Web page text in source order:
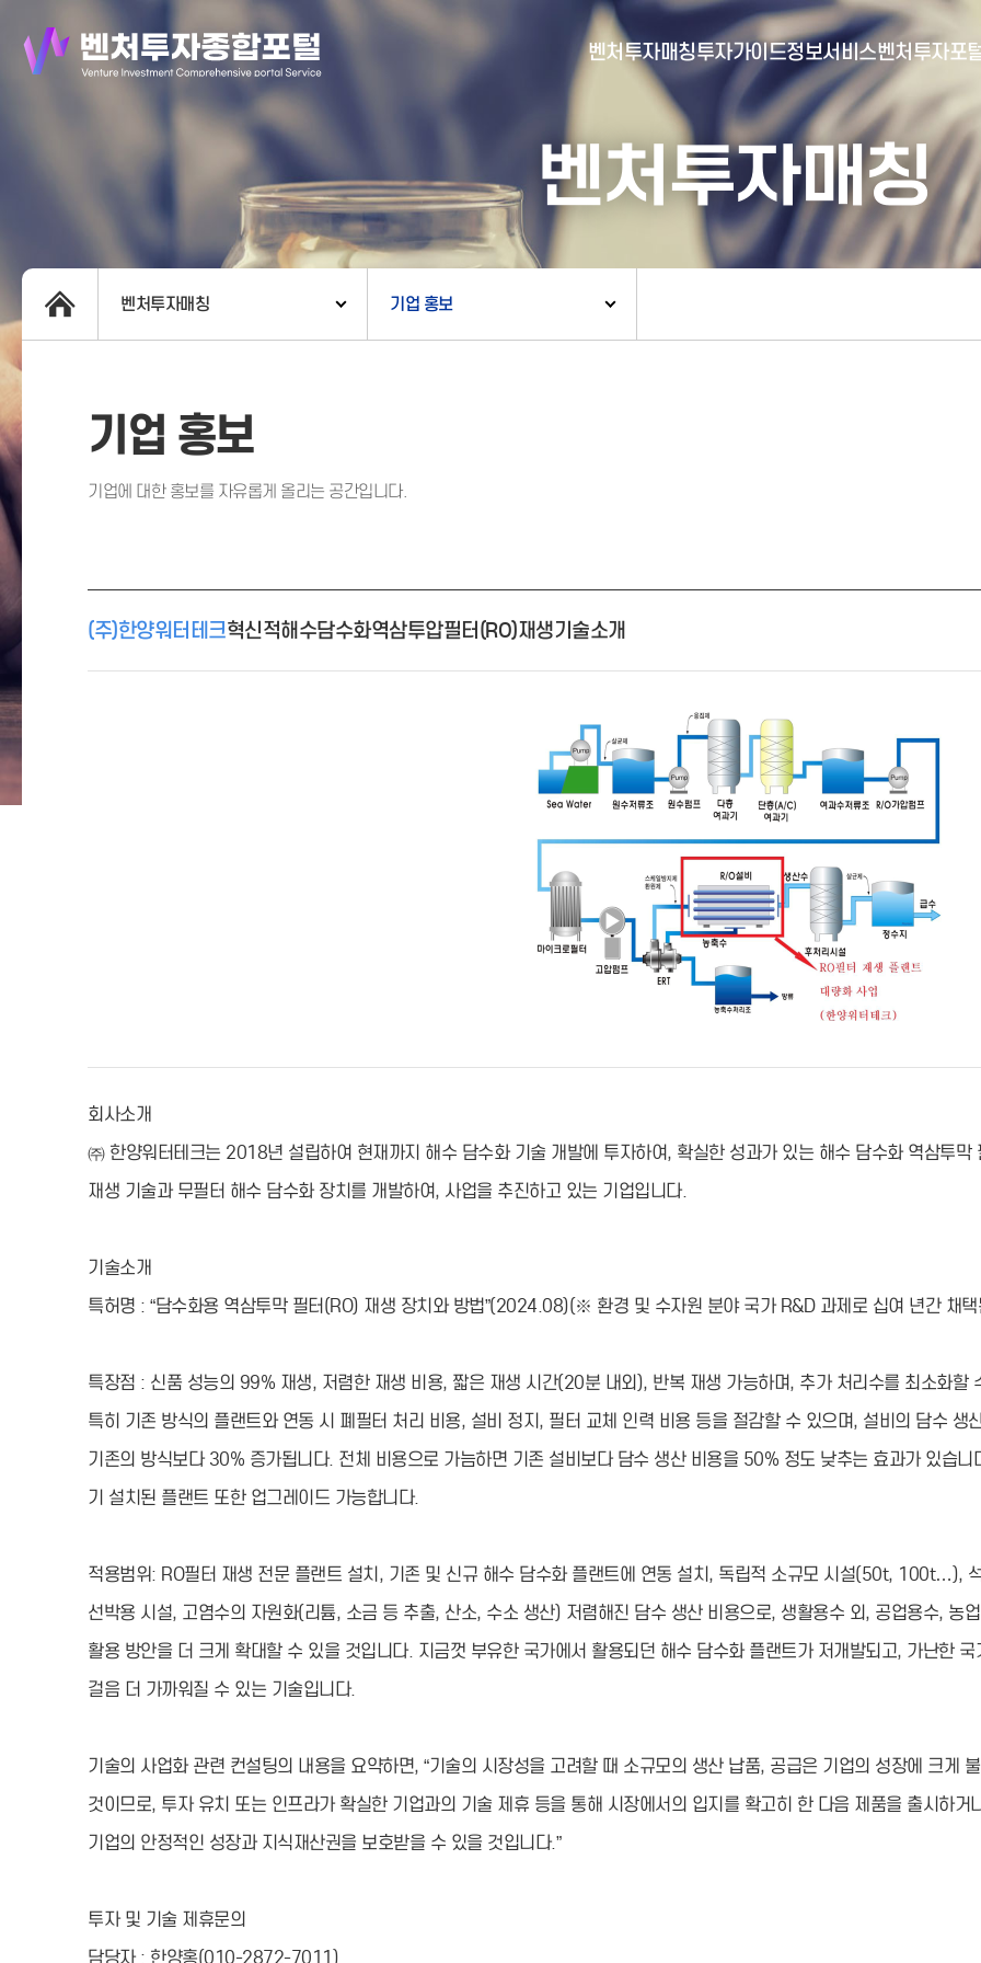
벤처투자매칭
- 벤처투자회사 전자공시
- 벤처투자마트란?
투자가이드정보서비스
- 대시보드
- 투자실적
- 민간벤처통계
- 통계/연구 보고서
- VC 트랙레코드 확
벤처투자포
- 포털소개
- BI소개
벤처투자매칭
벤처투자매칭 기업 홍보
기업 홍보
기업에 대한 홍보를 자유롭게 올리는 공간입니다.
(주)한양워터테크혁신적해수담수화역삼투압필터(RO)재생기술소개
회사소개
㈜ 한양워터테크는 2018년 설립하여 현재까지 해수 담수화 기술 개발에 투자하여, 확실한 성과가 있는 해수 담수화 역삼투막
재생 기술과 무필터 해수 담수화 장치를 개발하여, 사업을 추진하고 있는 기업입니다.
기술소개
특허명 : “담수화용 역삼투막 필터(RO) 재생 장치와 방법”(2024.08)(※ 환경 및 수자원 분야 국가 R&D 과제로 십여 년간 채
특장점 : 신품 성능의 99% 재생, 저렴한 재생 비용, 짧은 재생 시간(20분 내외), 반복 재생 가능하며, 추가 처리수를 최소화할
특히 기존 방식의 플랜트와 연동 시 폐필터 처리 비용, 설비 정지, 필터 교체 인력 비용 등을 절감할 수 있으며, 설비의 담수 생
기존의 방식보다 30% 증가됩니다. 전체 비용으로 가늠하면 기존 설비보다 담수 생산 비용을 50% 정도 낮추는 효과가 있습니
기 설치된 플랜트 또한 업그레이드 가능합니다.
적용범위: RO필터 재생 전문 플랜트 설치, 기존 및 신규 해수 담수화 플랜트에 연동 설치, 독립적 소규모 시설(50t, 100t…),
선박용 시설, 고염수의 자원화(리튬, 소금 등 추출, 산소, 수소 생산) 저렴해진 담수 생산 비용으로, 생활용수 외, 공업용수, 농
활용 방안을 더 크게 확대할 수 있을 것입니다. 지금껏 부유한 국가에서 활용되던 해수 담수화 플랜트가 저개발되고, 가난한 국
걸음 더 가까워질 수 있는 기술입니다.
기술의 사업화 관련 컨설팅의 내용을 요약하면, “기술의 시장성을 고려할 때 소규모의 생산 납품, 공급은 기업의 성장에 크게
것이므로, 투자 유치 또는 인프라가 확실한 기업과의 기술 제휴 등을 통해 시장에서의 입지를 확고히 한 다음 제품을 출시하거
기업의 안정적인 성장과 지식재산권을 보호받을 수 있을 것입니다.”
투자 및 기술 제휴문의
담당자 : 한양홍(010-2872-7011)